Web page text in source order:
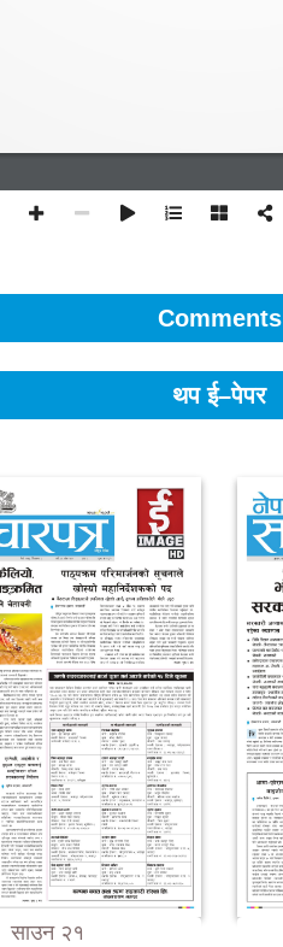
Comments
थप ई–पेपर
साउन २१